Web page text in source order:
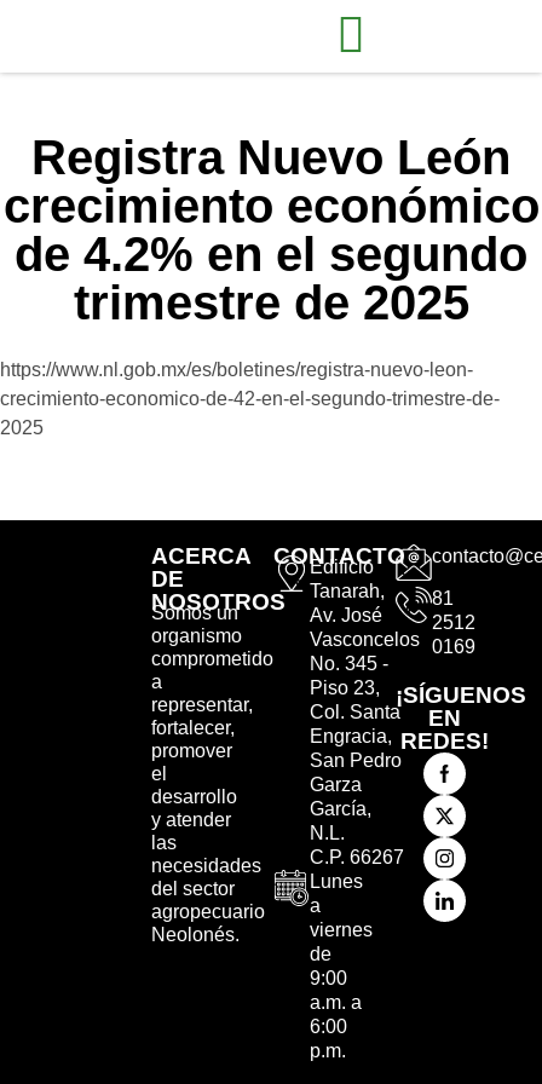
Registra Nuevo León
crecimiento económico
de 4.2% en el segundo
trimestre de 2025
https://www.nl.gob.mx/es/boletines/registra-nuevo-leon-
crecimiento-economico-de-42-en-el-segundo-trimestre-de-
2025
ACERCA
DE
NOSOTROS
Somos un
organismo
comprometido
a
representar,
fortalecer,
promover
el
desarrollo
y atender
las
necesidades
del sector
agropecuario
Neolonés.
CONTACTO
Edificio
Tanarah,
Av. José
Vasconcelos
No. 345 -
Piso 23,
Col. Santa
Engracia,
San Pedro
Garza
García,
N.L.
C.P. 66267
Lunes
a
viernes
de
9:00
a.m. a
6:00
p.m.
81
2512
0169
¡SÍGUENOS
EN
REDES!